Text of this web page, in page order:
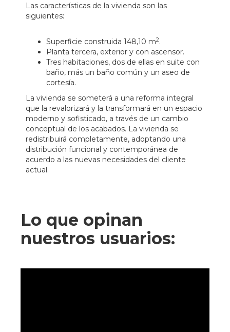
Las características de la vivienda son las
siguientes:
Superficie construida 148,10 m2.
Planta tercera, exterior y con ascensor.
Tres habitaciones, dos de ellas en suite con
baño, más un baño común y un aseo de
cortesía.
La vivienda se someterá a una reforma integral
que la revalorizará y la transformará en un espacio
moderno y sofisticado, a través de un cambio
conceptual de los acabados. La vivienda se
redistribuirá completamente, adoptando una
distribución funcional y contemporánea de
acuerdo a las nuevas necesidades del cliente
actual.
Lo que opinan
nuestros usuarios: